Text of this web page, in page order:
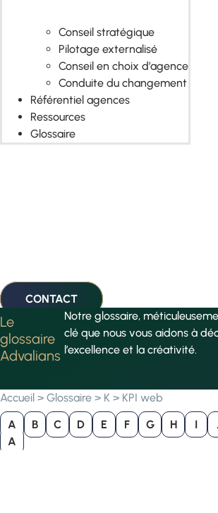
Conseil stratégique
Pilotage externalisé
Conseil en choix d’agence
Conduite du changement
Référentiel agences
Ressources
Glossaire
CONTACT
Le
glossaire
Advalians
Notre glossaire,
clé que nous vous aidons à
l’excellence et la créativité.
Accueil > Glossaire > K > KPI web
A B C D E F G H I
A